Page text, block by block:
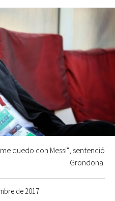
de 2017
quedo con Messi", sentenció
Grondona.